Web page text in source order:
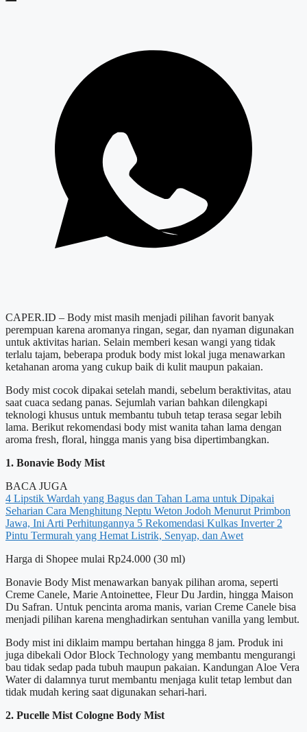
CAPER.ID – Body mist masih menjadi pilihan favorit banyak
perempuan karena aromanya ringan, segar, dan nyaman digunakan
untuk aktivitas harian. Selain memberi kesan wangi yang tidak
terlalu tajam, beberapa produk body mist lokal juga menawarkan
ketahanan aroma yang cukup baik di kulit maupun pakaian.
Body mist cocok dipakai setelah mandi, sebelum beraktivitas, atau
saat cuaca sedang panas. Sejumlah varian bahkan dilengkapi
teknologi khusus untuk membantu tubuh tetap terasa segar lebih
lama. Berikut rekomendasi body mist wanita tahan lama dengan
aroma fresh, floral, hingga manis yang bisa dipertimbangkan.
1. Bonavie Body Mist
BACA JUGA
4 Lipstik Wardah yang Bagus dan Tahan Lama untuk Dipakai
Seharian Cara Menghitung Neptu Weton Jodoh Menurut Primbon
Jawa, Ini Arti Perhitungannya 5 Rekomendasi Kulkas Inverter 2
Pintu Termurah yang Hemat Listrik, Senyap, dan Awet
Harga di Shopee mulai Rp24.000 (30 ml)
Bonavie Body Mist menawarkan banyak pilihan aroma, seperti
Creme Canele, Marie Antoinettee, Fleur Du Jardin, hingga Maison
Du Safran. Untuk pencinta aroma manis, varian Creme Canele bisa
menjadi pilihan karena menghadirkan sentuhan vanilla yang lembut.
Body mist ini diklaim mampu bertahan hingga 8 jam. Produk ini
juga dibekali Odor Block Technology yang membantu mengurangi
bau tidak sedap pada tubuh maupun pakaian. Kandungan Aloe Vera
Water di dalamnya turut membantu menjaga kulit tetap lembut dan
tidak mudah kering saat digunakan sehari-hari.
2. Pucelle Mist Cologne Body Mist